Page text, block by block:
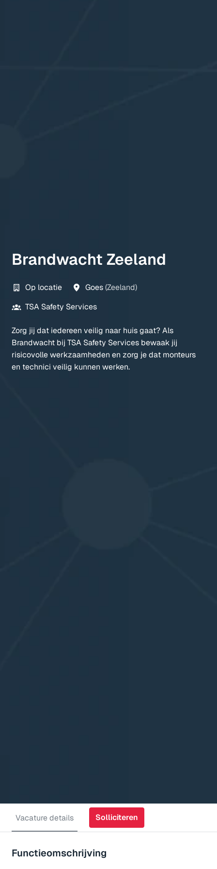
Brandwacht Zeeland
Op locatie Goes(Zeeland)
TSA Safety Services
Zorg jij dat iedereen veilig naar huis gaat? Als
Brandwacht bij TSA Safety Services bewaak jij
risicovolle werkzaamheden en zorg je dat monteurs
en technici veilig kunnen werken.
Vacature details Solliciteren
Functieomschrijving